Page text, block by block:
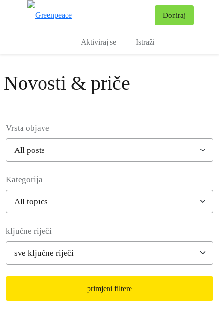
Doniraj
Aktiviraj se Istraži
Novosti & priče
Vrsta objave
Kategorija
ključne riječi
primjeni filtere